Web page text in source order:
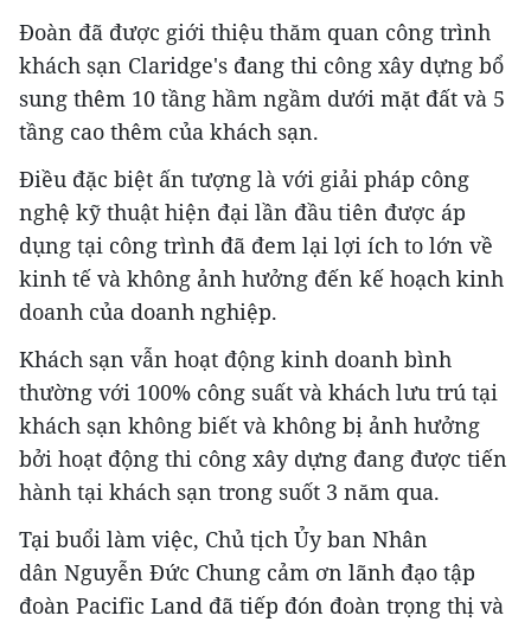
Đoàn đã được giới thiệu thăm quan công trình
khách sạn Claridge's đang thi công xây dựng bổ
sung thêm 10 tầng hầm ngầm dưới mặt đất và 5
tầng cao thêm của khách sạn.
Điều đặc biệt ấn tượng là với giải pháp công
nghệ kỹ thuật hiện đại lần đầu tiên được áp
dụng tại công trình đã đem lại lợi ích to lớn về
kinh tế và không ảnh hưởng đến kế hoạch kinh
doanh của doanh nghiệp.
Khách sạn vẫn hoạt động kinh doanh bình
thường với 100% công suất và khách lưu trú tại
khách sạn không biết và không bị ảnh hưởng
bởi hoạt động thi công xây dựng đang được tiến
hành tại khách sạn trong suốt 3 năm qua.
Tại buổi làm việc, Chủ tịch Ủy ban Nhân
dân Nguyễn Đức Chung cảm ơn lãnh đạo tập
đoàn Pacific Land đã tiếp đón đoàn trọng thị và